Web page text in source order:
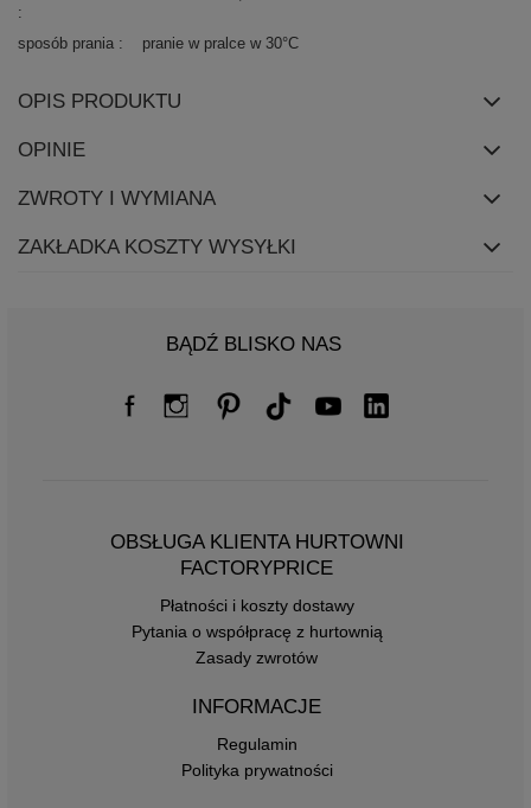
sposób prania pranie w pralce w 30°C
OPIS PRODUKTU
OPINIE
ZWROTY I WYMIANA
ZAKŁADKA KOSZTY WYSYŁKI
BĄDŹ BLISKO NAS
OBSŁUGA KLIENTA HURTOWNI
FACTORYPRICE
Płatności i koszty dostawy
Pytania o współpracę z hurtownią
Zasady zwrotów
INFORMACJE
Regulamin
Polityka prywatności